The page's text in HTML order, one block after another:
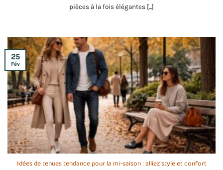
pièces à la fois élégantes [...]
Idées de tenues tendance pour la mi-saison : alliez style et confort
25
Fév